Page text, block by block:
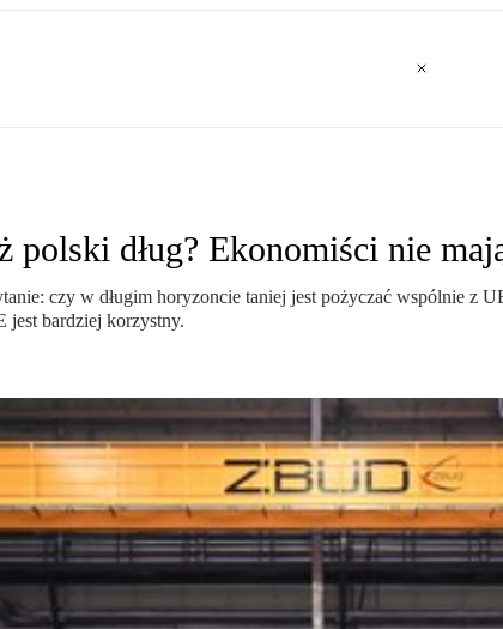
polski dług? Ekonomiści nie
czy w długim horyzoncie taniej jest pożyczać wspólnie z
jest bardziej korzystny.